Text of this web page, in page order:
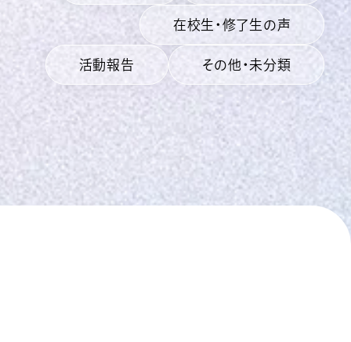
在校生・修了生の声
活動報告 その他・未分類